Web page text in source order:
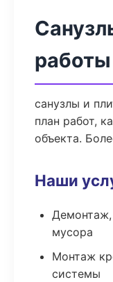
санузлы и
план работ,
объекта.
Наши
Демонтаж,
мусора
Монтаж
системы